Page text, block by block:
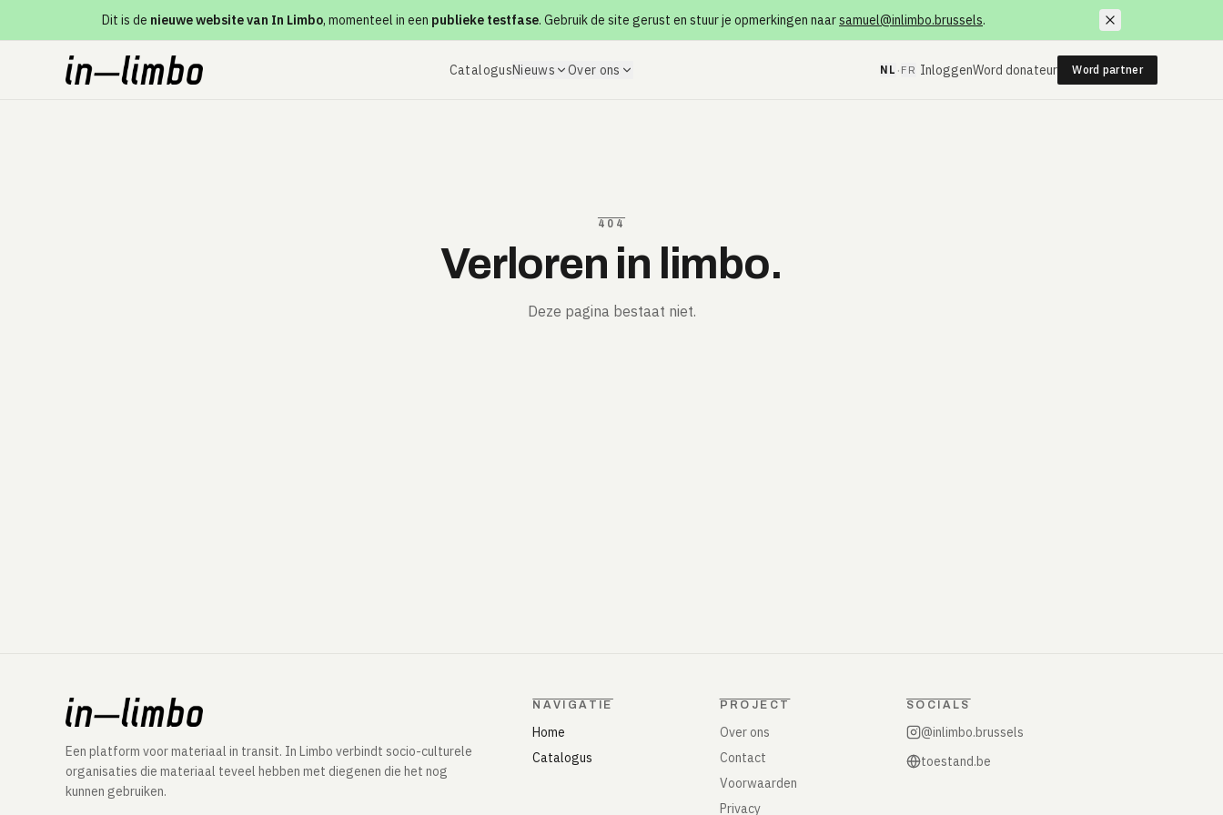
Dit is de nieuwe website van In Limbo, momenteel in een publieke testfase. Gebruik de site gerust en stuur je opmerkingen naarsamuel@inlimbo.brussels.
CatalogusNieuws Over ons NL · FR InloggenWord donateur Word partner
404
Verloren in limbo.
Deze pagina bestaat niet.
Een platform voor materiaal in transit. In Limbo verbindt socio-culturele
organisaties die materiaal teveel hebben met diegenen die het nog
kunnen gebruiken.
NAVIGATIE
Home
Catalogus
PROJECT
Over ons
Contact
Voorwaarden
Privacy
SOCIALS
@inlimbo.brussels
toestand.be